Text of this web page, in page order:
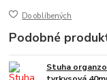
Do oblíbených
Podobné
Stuha